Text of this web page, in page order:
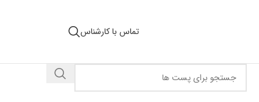
تماس با کارشناس